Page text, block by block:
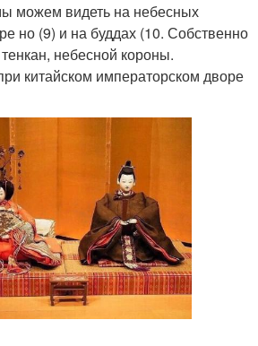
можем видеть на небесных
но (9) и на буддах (10. Собственно
небесной короны.
китайском императорском дворе